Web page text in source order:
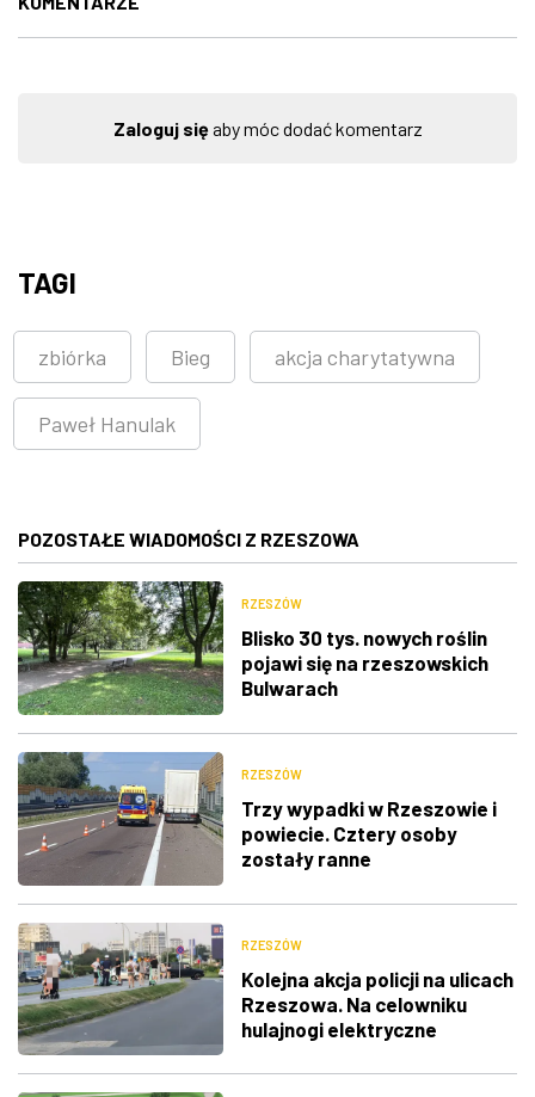
Zaloguj sięaby móc dodać komentarz
TAGI
zbiórka Bieg akcja charytatywna
Paweł Hanulak
POZOSTAŁE WIADOMOŚCI Z RZESZOWA
RZESZÓW
Blisko 30 tys. nowych roślin
pojawi się na rzeszowskich
Bulwarach
RZESZÓW
Trzy wypadki w Rzeszowie i
powiecie. Cztery osoby
zostały ranne
RZESZÓW
Kolejna akcja policji na ulicach
Rzeszowa. Na celowniku
hulajnogi elektryczne